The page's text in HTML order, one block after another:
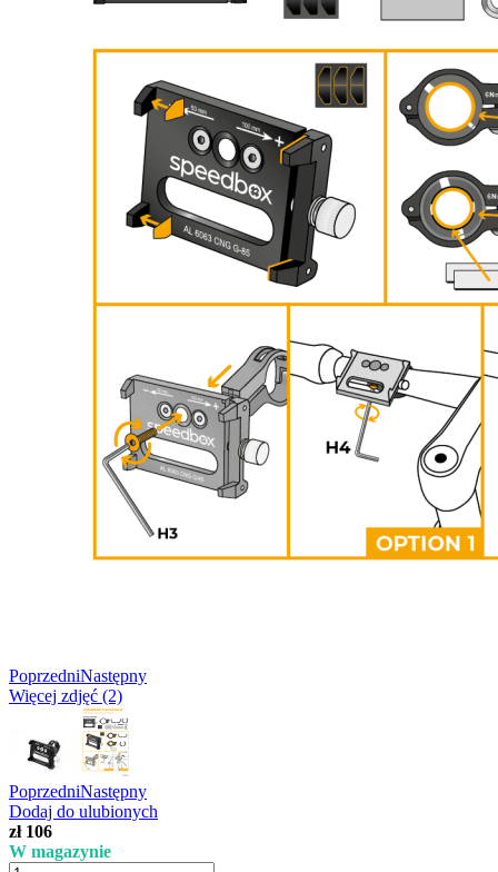
PoprzedniNastępny
Więcej zdjęć (2)
PoprzedniNastępny
Dodaj do ulubionych
zł 106
W magazynie